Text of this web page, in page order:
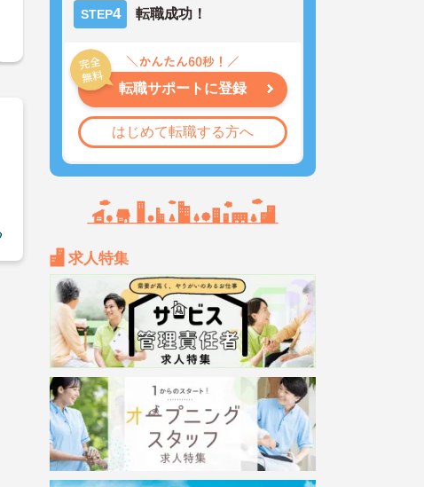
STEP4 転職成功！
転職サポートに登録
はじめて転職する方へ
求人特集